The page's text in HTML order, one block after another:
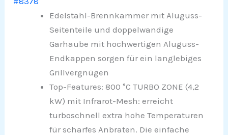
Edelstahl-Brennkammer mit Aluguss-
Seitenteile und doppelwandige
Garhaube mit hochwertigen Aluguss-
Endkappen sorgen für ein langlebiges
Grillvergnügen
Top-Features: 800 °C TURBO ZONE (4,2
kW) mit Infrarot-Mesh: erreicht
turboschnell extra hohe Temperaturen
für scharfes Anbraten. Die einfache